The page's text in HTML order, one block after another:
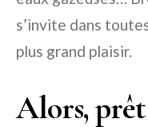
s’invite dans
plus grand plaisir.
Alors, prêt